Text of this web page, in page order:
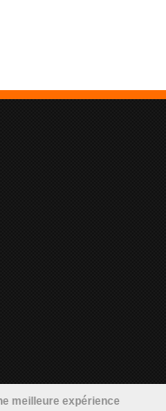
meilleure expérience